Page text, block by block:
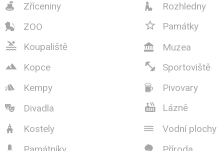
 Zříceniny  Rozhledny
 ZOO  Památky
 Koupaliště  Muzea
 Kopce  Sportoviště
 Kempy  Pivovary
 Divadla  Lázně
 Kostely  Vodní plochy
 